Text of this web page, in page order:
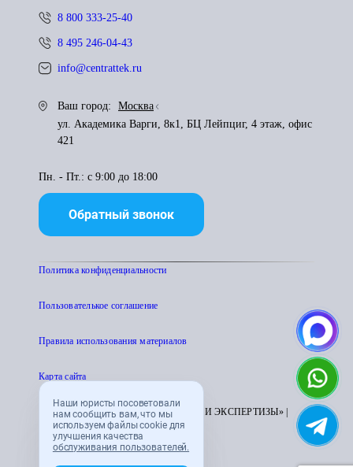
Наши юристы посоветовали
нам сообщить вам, что мы
используем файлы cookie для
улучшения качества
обслуживания пользователей.
8 800 333-25-40
8 495 246-04-43
info@centrattek.ru
Ваш город:
Москва
ул. Академика Варги, 8к1, БЦ Лейпциг, 4 этаж, офис
421
Пн. - Пт.: с 9:00 до 18:00
Обратный звонок
Политика конфиденциальности
Пользователькое соглашение
Правила использования материалов
Карта сайта
© 1995 - 2026 «ЦЕНТР АТТЕСТАЦИИ И ЭКСПЕРТИЗЫ» |
CENTRATTEK.RU